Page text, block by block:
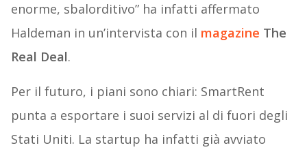
enorme, sbalorditivo” ha infatti affermato
Haldeman in un’intervista con il magazine The
Real Deal.
Per il futuro, i piani sono chiari: SmartRent
punta a esportare i suoi servizi al di fuori degli
Stati Uniti. La startup ha infatti già avviato